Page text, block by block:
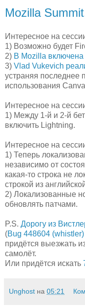
Mozilla
Интересное на
1) Возможно будет
2) В Mozilla
3) Vlad Vukevich
устраняя последнее
использования
Интересное на
1) Между 1-й и 2-й
включить Lightning.
Интересное на
1) Теперь
независимо от
какая-то строка не
строкой из
2) Локализованные
обновлять патчами.
P.S. Дорогу из
(Bug 448604
придётся выезжать
самолёт.
Или придётся искать
Unghost на 05:21